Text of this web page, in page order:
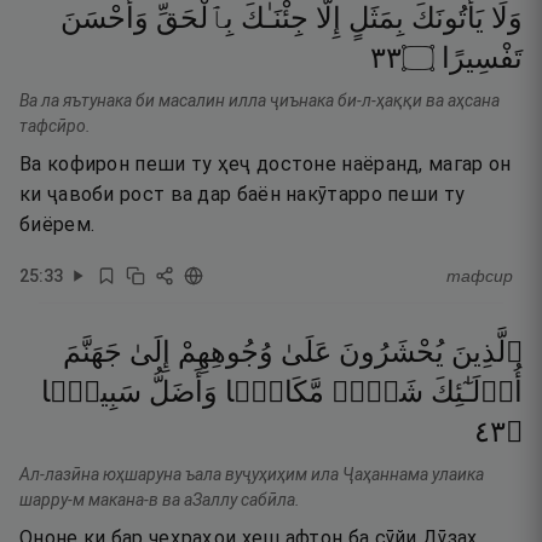
وَلَا يَأْتُونَكَ بِمَثَلٍ إِلَّا جِئْنَـٰكَ بِٱلْحَقِّ وَأَحْسَنَ
تَفْسِيرًا
۝٣٣
Ва ла яътунака би масалин илла ҷиънака би-л-ҳаққи ва аҳсана
тафсӣро.
Ва кофирон пеши ту ҳеҷ достоне наёранд, магар он
ки ҷавоби рост ва дар баён накӯтарро пеши ту
биёрем.
25:33 тафсир
ٱلَّذِينَ يُحْشَرُونَ عَلَىٰ وُجُوهِهِمْ إِلَىٰ جَهَنَّمَ
أُو۟لَـٰٓئِكَ شَرٌّۭ مَّكَانًۭا وَأَضَلُّ سَبِيلًۭا
۝٣٤
Ал-лазӣна юҳшаруна ъала вуҷуҳиҳим ила Ҷаҳаннама улаика
шарру-м макана-в ва аЗаллу сабӣла.